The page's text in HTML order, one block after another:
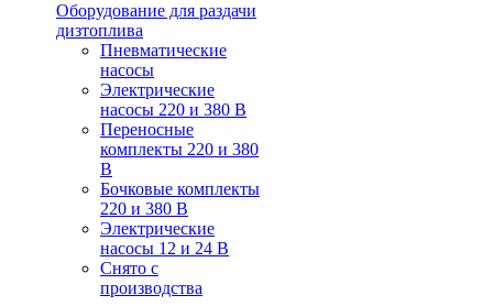
Оборудование для раздачи
дизтоплива
Пневматические
насосы
Электрические
насосы 220 и 380 В
Переносные
комплекты 220 и 380
В
Бочковые комплекты
220 и 380 В
Электрические
насосы 12 и 24 В
Снято с
производства